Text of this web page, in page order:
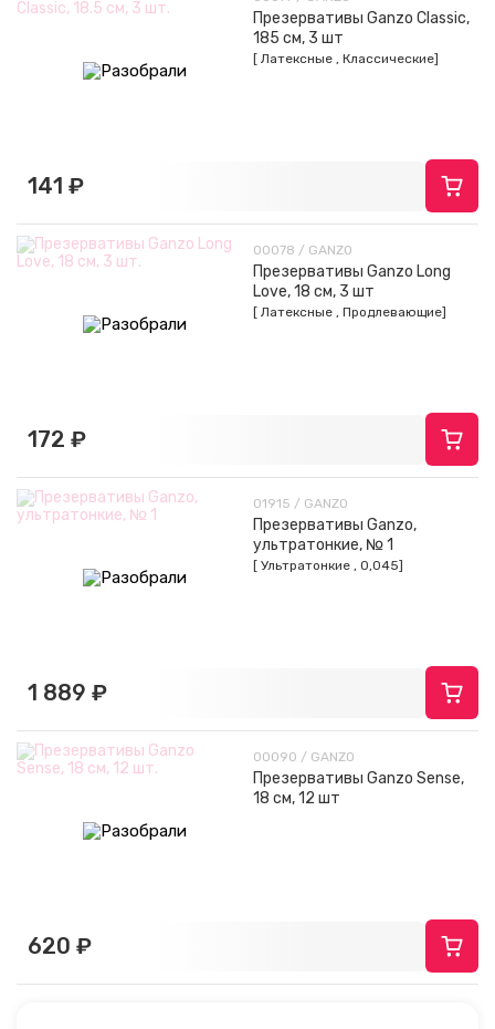
Презервативы Ganzo Classic,
185 см, 3 шт
[ Латексные , Классические]
141 ₽
00078 / GANZO
Презервативы Ganzo Long
Love, 18 см, 3 шт
[ Латексные , Продлевающие]
172 ₽
01915 / GANZO
Презервативы Ganzo,
ультратонкие, № 1
[ Ультратонкие , 0,045]
1 889 ₽
00090 / GANZO
Презервативы Ganzo Sense,
18 см, 12 шт
620 ₽